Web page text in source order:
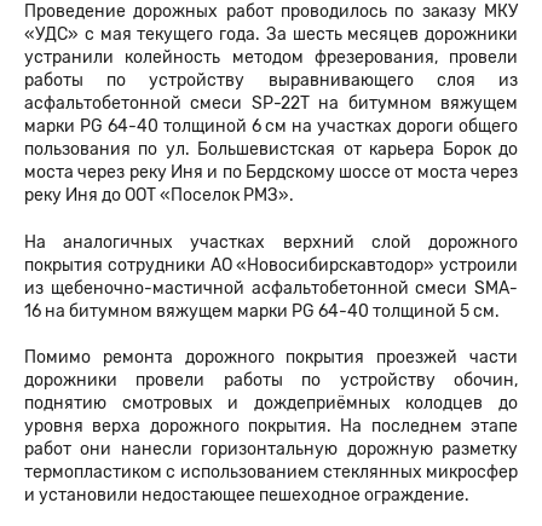
Проведение дорожных работ проводилось по заказу МКУ
«УДС» с мая текущего года. За шесть месяцев дорожники
устранили колейность методом фрезерования, провели
работы по устройству выравнивающего слоя из
асфальтобетонной смеси SP-22T на битумном вяжущем
марки PG 64-40 толщиной 6 см на участках дороги общего
пользования по ул. Большевистская от карьера Борок до
моста через реку Иня и по Бердскому шоссе от моста через
реку Иня до ООТ «Поселок РМЗ».
На аналогичных участках верхний слой дорожного
покрытия сотрудники АО «Новосибирскавтодор» устроили
из щебеночно-мастичной асфальтобетонной смеси SMA-
16 на битумном вяжущем марки PG 64-40 толщиной 5 см.
Помимо ремонта дорожного покрытия проезжей части
дорожники провели работы по устройству обочин,
поднятию смотровых и дождеприёмных колодцев до
уровня верха дорожного покрытия. На последнем этапе
работ они нанесли горизонтальную дорожную разметку
термопластиком с использованием стеклянных микросфер
и установили недостающее пешеходное ограждение.